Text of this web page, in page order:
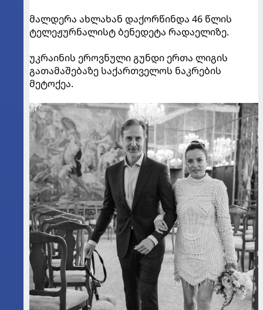
მალდერა ახლახან დაქორწინდა 46 წლის
ტელეჟურნალისტ ბენედეტა რადაელიზე.
უკრაინის ეროვნული გუნდი ერთა ლიგის
გათამაშებაზე საქართველოს ნაკრების
მეტოქეა.